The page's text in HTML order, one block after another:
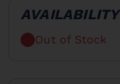
AVAILABILITY
Out of Stock